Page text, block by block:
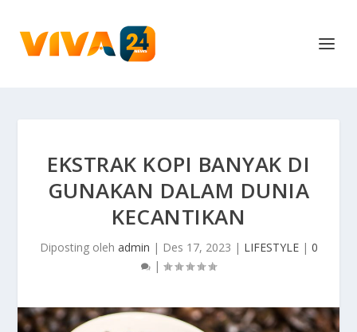
EKSTRAK KOPI BANYAK DI
GUNAKAN DALAM DUNIA
KECANTIKAN
Diposting oleh admin | Des 17, 2023 | LIFESTYLE| 0
|